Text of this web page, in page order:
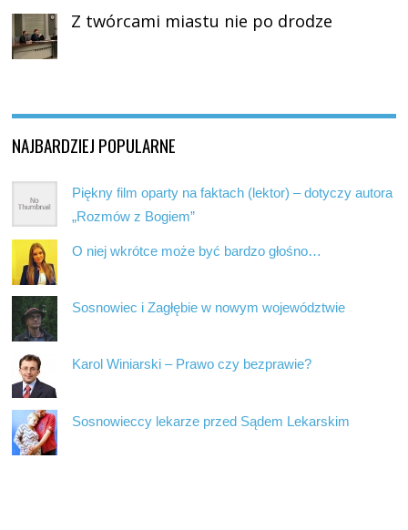
Z twórcami miastu nie po drodze
NAJBARDZIEJ POPULARNE
Piękny film oparty na faktach (lektor) – dotyczy autora
„Rozmów z Bogiem”
O niej wkrótce może być bardzo głośno…
Sosnowiec i Zagłębie w nowym województwie
Karol Winiarski – Prawo czy bezprawie?
Sosnowieccy lekarze przed Sądem Lekarskim